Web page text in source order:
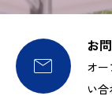

お
オ
い合